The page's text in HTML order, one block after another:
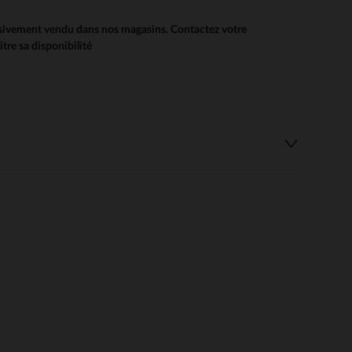
vendu dans nos magasins. Contactez votre
sa disponibilité